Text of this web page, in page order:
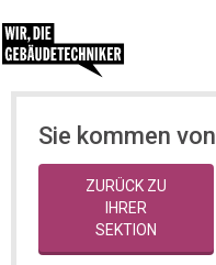
Sie kommen
ZURÜCK ZU
IHRER
SEKTION